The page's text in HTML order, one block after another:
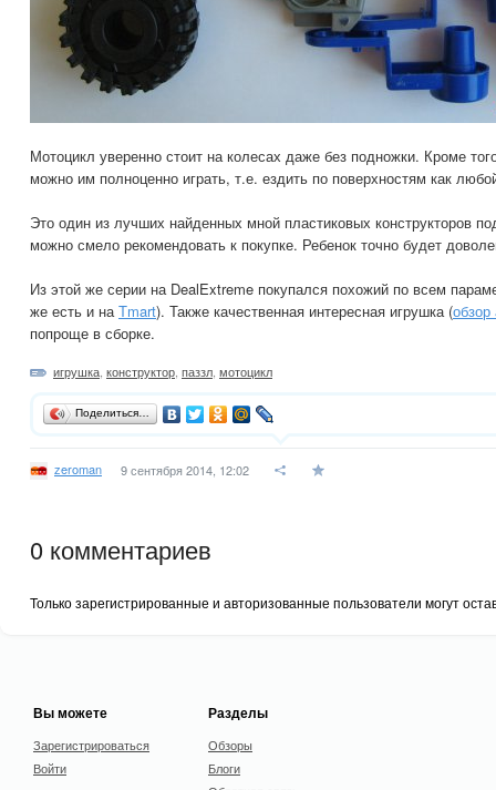
Мотоцикл уверенно стоит на колесах даже без подножки. Кроме
можно им полноценно играть, т.е. ездить по поверхностям как
Это один из лучших найденных мной пластиковых конструкторов
можно смело рекомендовать к покупке. Ребенок точно будет
Из этой же серии на DealExtreme покупался похожий по всем
же есть и наTmart). Также качественная интересная игрушка (обзор
попроще в сборке.
игрушка конструктор паззл мотоцикл
Поделиться…
zeroman 9 сентября 2014, 12:02
0 комментариев
Только зарегистрированные и авторизованные пользователи могут
Вы можете
Зарегистрироваться
Войти
Разделы
Обзоры
Блоги